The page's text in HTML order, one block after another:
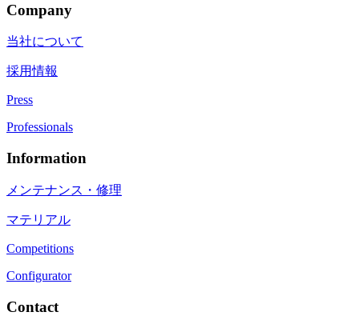
Company
当社について
採用情報
Press
Professionals
Information
メンテナンス・修理
マテリアル
Competitions
Configurator
Contact